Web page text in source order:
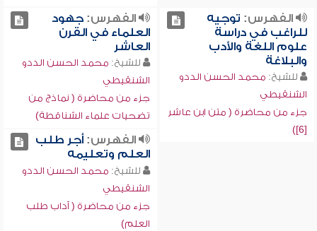
الفهرس: توجيه
للراغب في دراسة
علوم اللغة والأدب
والبلاغة
للشيخ: محمد الحسن الددو
الشنقيطي
جزء من محاضرة ( متن ابن عاشر
[6])
الفهرس:جهود
العلماء في القرن
العاشر
للشيخ: محمد الحسن الددو
الشنقيطي
جزء من محاضرة ( نماذج من
تضحيات علماء الشناقطة)
الفهرس:أجر طلب
العلم وتعليمه
للشيخ: محمد الحسن الددو
الشنقيطي
جزء من محاضرة ( آداب طلب
العلم)